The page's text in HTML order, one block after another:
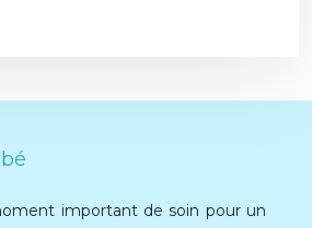
important de soin pour un